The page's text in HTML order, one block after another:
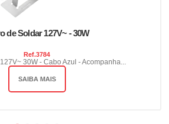
de Soldar 127V~ - 30W
Ref.3784
30W - Cabo Azul - Acompanha...
SAIBA MAIS